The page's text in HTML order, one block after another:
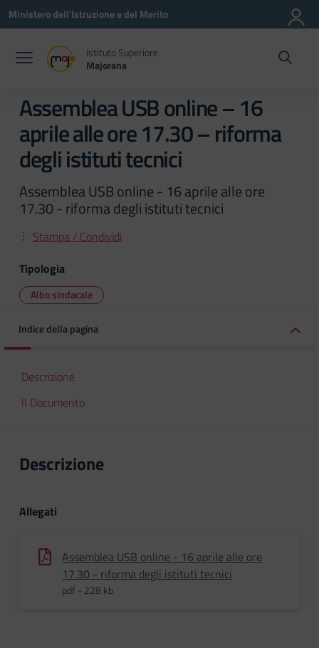
Vai ai contenuti
Vai al menu di navigazione
Vai al footer
Ministero dell'Istruzione e del Merito
Istituto Superiore
Majorana
Assemblea USB online – 16
aprile alle ore 17.30 – riforma
degli istituti tecnici
Assemblea USB online - 16 aprile alle ore
17.30 - riforma degli istituti tecnici
Stampa / Condividi
Tipologia
Albo sindacale
Indice della pagina
Descrizione
Il Documento
Descrizione
Allegati
Assemblea USB online - 16 aprile alle ore
17.30 - riforma degli istituti tecnici
pdf - 228 kb